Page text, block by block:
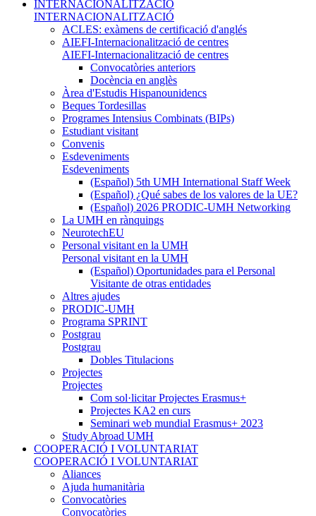
INTERNACIONALITZACIÓ
INTERNACIONALITZACIÓ
ACLES: exàmens de certificació d'anglés
AIEFI-Internacionalització de centres
AIEFI-Internacionalització de centres
Convocatòries anteriors
Docència en anglès
Àrea d'Estudis Hispanounidencs
Beques Tordesillas
Programes Intensius Combinats (BIPs)
Estudiant visitant
Convenis
Esdeveniments
Esdeveniments
(Español) 5th UMH International Staff Week
(Español) ¿Qué sabes de los valores de la UE?
(Español) 2026 PRODIC-UMH Networking
La UMH en rànquings
NeurotechEU
Personal visitant en la UMH
Personal visitant en la UMH
(Español) Oportunidades para el Personal
Visitante de otras entidades
Altres ajudes
PRODIC-UMH
Programa SPRINT
Postgrau
Postgrau
Dobles Titulacions
Projectes
Projectes
Com sol·licitar Projectes Erasmus+
Projectes KA2 en curs
Seminari web mundial Erasmus+ 2023
Study Abroad UMH
COOPERACIÓ I VOLUNTARIAT
COOPERACIÓ I VOLUNTARIAT
Aliances
Ajuda humanitària
Convocatòries
Convocatòries